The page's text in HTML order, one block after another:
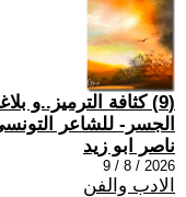
(9) كثافة الترميز..و
الجسر- للشاعر
ناصر ابو زيد
2026 / 8 / 9
الادب والفن